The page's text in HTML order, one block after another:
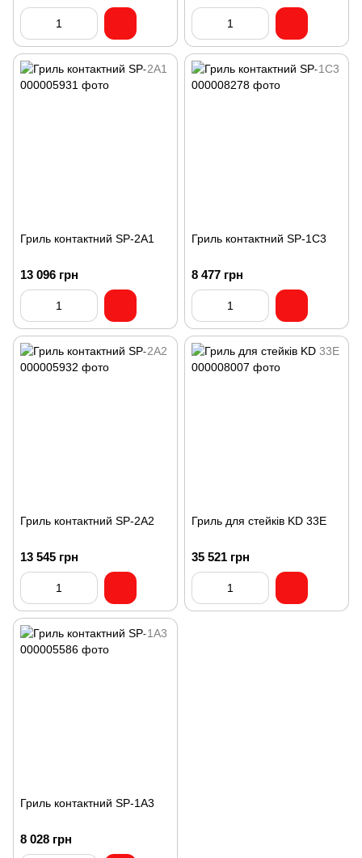
Гриль контактний SP-2A1
13 096 грн
Гриль контактний SP-1C3
8 477 грн
Гриль контактний SP-2A2
13 545 грн
Гриль для стейків KD 33E
35 521 грн
Гриль контактний SP-1A3
8 028 грн